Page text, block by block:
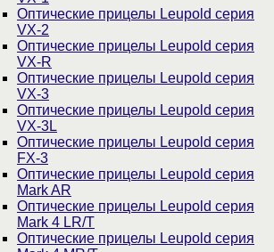
Оптические прицелы Leupold серия
VX-2
Оптические прицелы Leupold серия
VX-R
Оптические прицелы Leupold серия
VX-3
Оптические прицелы Leupold серия
VX-3L
Оптические прицелы Leupold серия
FX-3
Оптические прицелы Leupold серия
Mark AR
Оптические прицелы Leupold серия
Mark 4 LR/T
Оптические прицелы Leupold серия